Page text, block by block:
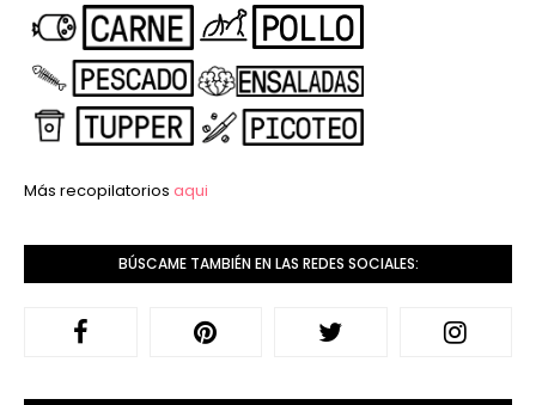
Más recopilatorios aqui
BÚSCAME TAMBIÉN EN LAS REDES SOCIALES: